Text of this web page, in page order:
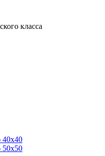
класса
40x40
50x50